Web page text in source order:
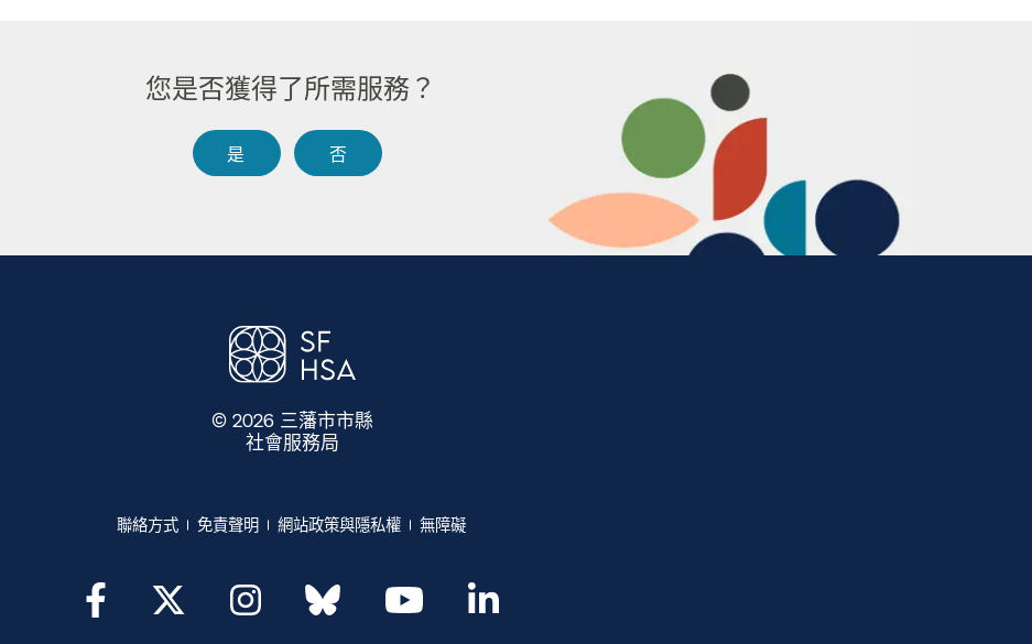
您是否獲得了所需服務？​​
是​​ 否​​
© 2026 三藩市市縣
社會服務局
聯絡方式​​ 免責聲明​​ 網站政策與隱私權​​ 無障礙​​